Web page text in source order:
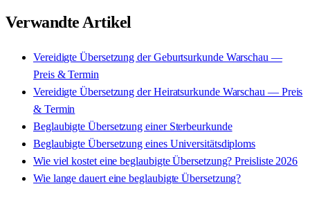
Verwandte Artikel
Vereidigte Übersetzung der Geburtsurkunde Warschau —
Preis & Termin
Vereidigte Übersetzung der Heiratsurkunde Warschau — Preis
& Termin
Beglaubigte Übersetzung einer Sterbeurkunde
Beglaubigte Übersetzung eines Universitätsdiploms
Wie viel kostet eine beglaubigte Übersetzung? Preisliste 2026
Wie lange dauert eine beglaubigte Übersetzung?